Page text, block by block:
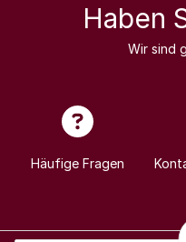
Haben
Wir sind
Häufige Fragen